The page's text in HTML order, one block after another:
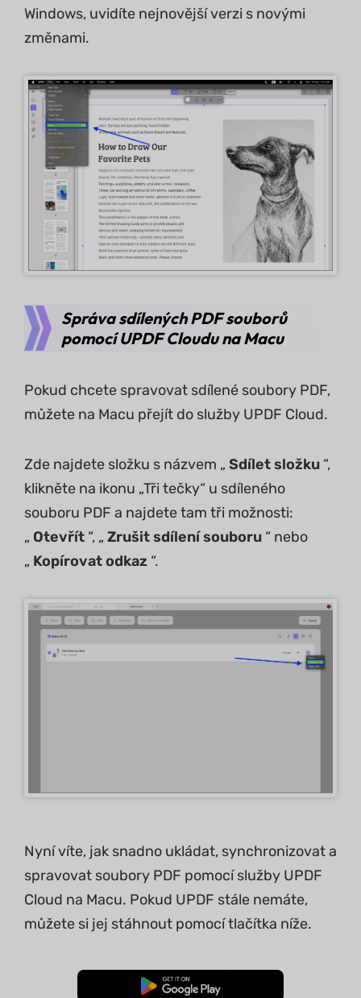
Windows, uvidíte nejnovější verzi s novými
změnami.
Správa sdílených PDF souborů
pomocí UPDF Cloudu na Macu
Pokud chcete spravovat sdílené soubory PDF,
můžete na Macu přejít do služby UPDF Cloud.
Zde najdete složku s názvem „ Sdílet složku “,
klikněte na ikonu „Tři tečky“ u sdíleného
souboru PDF a najdete tam tři možnosti:
„ Otevřít “, „ Zrušit sdílení souboru “ nebo
„ Kopírovat odkaz “.
Nyní víte, jak snadno ukládat, synchronizovat a
spravovat soubory PDF pomocí služby UPDF
Cloud na Macu. Pokud UPDF stále nemáte,
můžete si jej stáhnout pomocí tlačítka níže.
Bezplatné stažení